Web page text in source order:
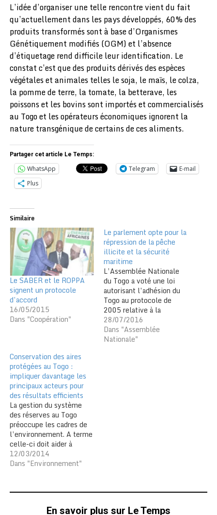
L’idée d’organiser une telle rencontre vient du fait
qu’actuellement dans les pays développés, 60% des
produits transformés sont à base d’Organismes
Génétiquement modifiés (OGM) et l’absence
d’étiquetage rend difficile leur identification. Le
constat c’est que des produits dérivés des espèces
végétales et animales telles le soja, le maïs, le colza,
la pomme de terre, la tomate, la betterave, les
poissons et les bovins sont importés et commercialisés
au Togo et les opérateurs économiques ignorent la
nature transgénique de certains de ces aliments.
Partager cet article Le Temps:
WhatsApp Telegram
E-mail
Plus
Similaire
Le SABER et le ROPPA
signent un protocole
d’accord
16/05/2015
Dans "Coopération"
Le parlement opte pour la
répression de la pêche
illicite et la sécurité
maritime
L’Assemblée Nationale
du Togo a voté une loi
autorisant l’adhésion du
Togo au protocole de
2005 relative à la
convention pour la
répression d’actes
illicites contre la sécurité
28/07/2016
Dans "Assemblée
Nationale"
Conservation des aires
protégées au Togo :
impliquer davantage les
principaux acteurs pour
des résultats efficients
La gestion du système
des réserves au Togo
préoccupe les cadres de
l’environnement. A terme
celle-ci doit aider à
améliorer la conservation
de la biodiversité. Un
de réhabiliter les aires
préserver la biodiversité
12/03/2014
Dans "Environnement"
En savoir plus sur Le Temps